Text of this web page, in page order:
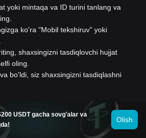
yoki mintaqa va ID turini tanlang va
ko'ra "Mobil tekshiruv" yoki
shaxsingizni tasdiqlovchi hujjat
oling.
bo'ldi, siz shaxsingizni tasdiqlashni
USD ga sotib
USDT gacha sovg'alar va
Olish